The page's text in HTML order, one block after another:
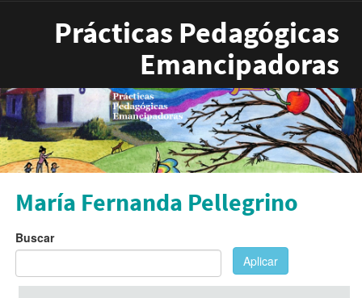
Prácticas Pedagógicas
Emancipadoras
María Fernanda Pellegrino
Buscar
Aplicar